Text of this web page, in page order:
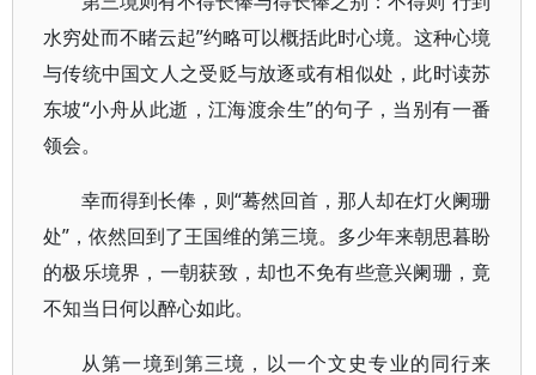
水穷处而不睹云起”约略可以概括此时心境。这种心境
与传统中国文人之受贬与放逐或有相似处，此时读苏
东坡“小舟从此逝，江海渡余生”的句子，当别有一番
领会。
幸而得到长俸，则“蓦然回首，那人却在灯火阑珊
处”，依然回到了王国维的第三境。多少年来朝思暮盼
的极乐境界，一朝获致，却也不免有些意兴阑珊，竟
不知当日何以醉心如此。
从第一境到第三境，以一个文史专业的同行来